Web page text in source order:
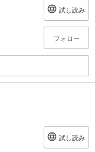
試し読み
フォロー
試し読み